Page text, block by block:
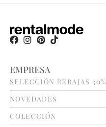
EMPRESA
SELECCIÓN REBAJAS 30%
NOVEDADES
COLECCIÓN